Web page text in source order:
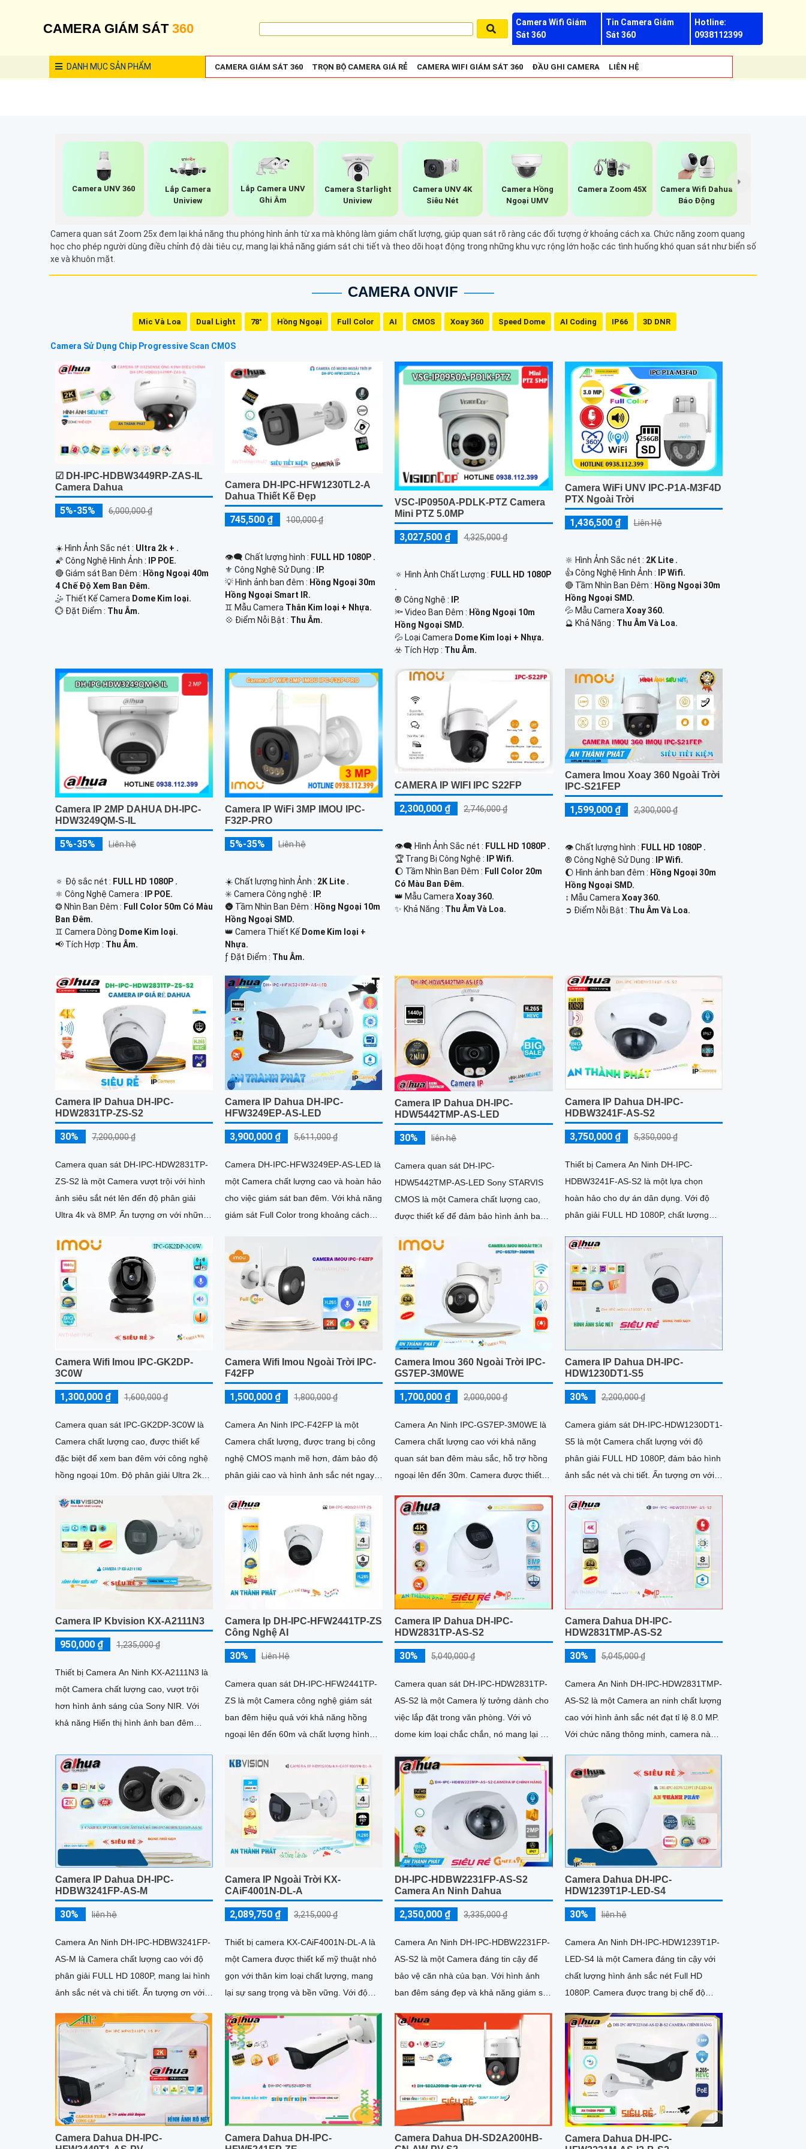
CAMERA GIÁM SÁT 360
Camera Wifi Giám
Sát 360
Tin Camera Giám
Sát 360
Hotline:
0938112399
DANH MỤCSẢN PHẨM CAMERA GIÁM SÁT 360 TRỌN BỘ CAMERA GIÁ RẺ CAMERA WIFI GIÁM SÁT 360 ĐẦU GHI CAMERA LIÊN HỆ
Camera UNV 360
Lắp Camera
Uniview
Lắp Camera UNV
Ghi Âm
Camera Starlight
Uniview
Camera UNV 4K
Siêu Nét
Camera Hồng
Ngoại UMV
Camera Zoom 45X
Camera Wifi Dahua
Báo Động
Camera quan sát Zoom 25x đem lại khả năng thu phóng hình ảnh từ xa mà không làm giảm chất lượng, giúp quan sát rõ ràng các đối tượng ở khoảng cách xa. Chức năng zoom quang
học cho phép người dùng điều chỉnh độ dài tiêu cự, mang lại khả năng giám sát chi tiết và theo dõi hoạt động trong những khu vực rộng lớn hoặc các tình huống khó quan sát như biển số
xe và khuôn mặt.
CAMERA ONVIF
Mic Và Loa Dual Light 78° Hồng Ngoại Full Color AI CMOS Xoay 360 Speed Dome AI Coding IP66 3D DNR
Camera Sử Dụng Chip Progressive Scan CMOS
☑ DH-IPC-HDBW3449RP-ZAS-IL
Camera Dahua
5%-35% 6,000,000 ₫
☀️ Hình Ảnh Sắc nét : Ultra 2k + .
🌠 Công Nghệ Hình Ảnh :
IP POE.
🔴 Giám sát Ban Đêm : Hồng Ngoại 40m
4 Chế Độ Xem Ban Đêm.
🤹 Thiết Kế Camera Dome Kim loại.
️💮 Đặt Điểm : Thu Âm.
Camera DH-IPC-HFW1230TL2-A
Dahua Thiết Kế Đẹp
745,500 ₫ 100,000 ₫
👁️‍🗨 Chất lượng hình : FULL HD 1080P .
⚜️ Công Nghệ Sử Dụng :
IP.
💡 Hình ảnh ban đêm : Hồng Ngoại 30m
Hồng Ngoại Smart IR.
♊ Mẫu Camera Thân Kim loại + Nhựa.
️💠 Điểm Nỗi Bật : Thu Âm.
VSC-IP0950A-PDLK-PTZ Camera
Mini PTZ 5.0MP
3,027,500 ₫ 4,325,000 ₫
🔅 Hình Ành Chất Lượng : FULL HD 1080P
.
®️ Công Nghệ :
IP.
🔦 Video Ban Đêm : Hồng Ngoại 10m
Hồng Ngoại SMD.
💦 Loại Camera Dome Kim loại + Nhựa.
️☣️ Tích Hợp : Thu Âm.
Camera WiFi UNV IPC-P1A-M3F4D
PTX Ngoài Trời
1,436,500 ₫ Liên Hệ
🔆 Hình Ảnh Sắc nét : 2K Lite .
👍 Công Nghệ Hình Ảnh :
IP Wifi.
🔴 Tầm Nhìn Ban Đêm : Hồng Ngoại 30m
Hồng Ngoại SMD.
💦 Mẫu Camera Xoay 360.
️🔮 Khả Năng : Thu Âm Và Loa.
Camera IP 2MP DAHUA DH-IPC-
HDW3249QM-S-IL
5%-35% Liên hệ
🔅 Độ sắc nét : FULL HD 1080P .
⚛️ Công Nghệ Camera :
IP POE.
❂ Nhìn Ban Đêm : Full Color 50m Có Màu
Ban Ðêm.
♊ Camera Dòng Dome Kim loại.
️📢 Tích Hợp : Thu Âm.
Camera IP WiFi 3MP IMOU IPC-
F32P-PRO
5%-35% Liên hệ
☀️ Chất lượng hình Ảnh : 2K Lite .
✳️ Camera Công nghệ :
IP.
🌚 Tầm Nhìn Ban Đêm : Hồng Ngoại 10m
Hồng Ngoại SMD.
👑 Camera Thiết Kế Dome Kim loại +
Nhựa.
️ƒ Đặt Điểm : Thu Âm.
CAMERA IP WIFI IPC S22FP
2,300,000 ₫ 2,746,000 ₫
👁️‍🗨 Hình Ảnh Sắc nét : FULL HD 1080P .
🏆 Trang Bị Công Nghệ :
IP Wifi.
🌔 Tầm Nhìn Ban Đêm : Full Color 20m
Có Màu Ban Đêm.
👑 Mẫu CameraXoay 360.
️✨ Khả Năng : Thu Âm Và Loa.
Camera Imou Xoay 360 Ngoài Trời
IPC-S21FEP
1,599,000 ₫ 2,300,000 ₫
👁 Chất lượng hình : FULL HD 1080P .
®️ Công Nghệ Sử Dụng :
IP Wifi.
🌔 Hình ảnh ban đêm : Hồng Ngoại 30m
Hồng Ngoại SMD.
↕️ Mẫu Camera Xoay 360.
️➲ Điểm Nỗi Bật : Thu Âm Và Loa.
Camera IP Dahua DH-IPC-
HDW2831TP-ZS-S2
30% 7,200,000 ₫
Camera quan sát DH-IPC-HDW2831TP-
ZS-S2 là một Camera vượt trội với hình
ảnh siêu sắt nét lên đến độ phân giải
Ultra 4k và 8MP. Ấn tượng ơn với những
Camera IP Dahua DH-IPC-
HFW3249EP-AS-LED
3,900,000 ₫ 5,611,000 ₫
Camera DH-IPC-HFW3249EP-AS-LED là
một Camera chất lượng cao và hoàn hảo
cho việc giám sát ban đêm. Với khả năng
giám sát Full Color trong khoảng cách
Camera IP Dahua DH-IPC-
HDW5442TMP-AS-LED
30% liên hệ
Camera quan sát DH-IPC-
HDW5442TMP-AS-LED Sony STARVIS
CMOS là một Camera chất lượng cao,
được thiết kế để đảm bảo hình ảnh ban
20m. Với...
Camera IP Dahua DH-IPC-
HDBW3241F-AS-S2
3,750,000 ₫ 5,350,000 ₫
Thiết bị Camera An Ninh DH-IPC-
HDBW3241F-AS-S2 là một lựa chọn
hoàn hảo cho dự án dân dụng. Với độ
phân giải FULL HD 1080P, chất lượng
Camera Wifi Imou IPC-GK2DP-
3C0W
1,300,000 ₫ 1,600,000 ₫
Camera quan sát IPC-GK2DP-3C0W là
Camera chất lượng cao, được thiết kế
đặc biệt để xem ban đêm với công nghệ
hồng ngoại 10m. Độ phân giải Ultra 2k
Camera Wifi Imou Ngoài Trời IPC-
F42FP
1,500,000 ₫ 1,800,000 ₫
Camera An Ninh IPC-F42FP là một
Camera chất lượng, được trang bị công
nghệ CMOS mạnh mẽ hơn, đảm bảo độ
phân giải cao và hình ảnh sắc nét ngay
Camera Imou 360 Ngoài Trời IPC-
GS7EP-3M0WE
1,700,000 ₫ 2,000,000 ₫
Camera An Ninh IPC-GS7EP-3M0WE là
Camera chất lượng cao với khả năng
quan sát ban đêm màu sắc, hỗ trợ hồng
ngoại lên đến 30m. Camera được thiết
năng xoay 360 độ cho góc nhìn toàn diện
Camera IP Dahua DH-IPC-
HDW1230DT1-S5
30% 2,200,000 ₫
Camera giám sát DH-IPC-HDW1230DT1-
S5 là một Camera chất lượng với độ
phân giải FULL HD 1080P, đảm bảo hình
ảnh sắc nét và chi tiết. Ấn tượng ơn với
Camera IP Kbvision KX-A2111N3
950,000 ₫ 1,235,000 ₫
Thiết bị Camera An Ninh KX-A2111N3 là
một Camera chất lượng cao, vượt trội
hơn hình ảnh sáng của Sony NIR. Với
khả năng Hiển thị hình ảnh ban đêm
ảnh sắc nét và chất lượng với độ phân
giải FULL HD 1080P
Camera Ip DH-IPC-HFW2441TP-ZS
Công Nghệ AI
30% Liên Hệ
Camera quan sát DH-IPC-HFW2441TP-
ZS là một Camera công nghệ giám sát
ban đêm hiệu quả với khả năng hồng
ngoại lên đến 60m và chất lượng hình
nghệ...
Camera IP Dahua DH-IPC-
HDW2831TP-AS-S2
30% 5,040,000 ₫
Camera quan sát DH-IPC-HDW2831TP-
AS-S2 là một Camera lý tưởng dành cho
việc lắp đặt trong văn phòng. Với vỏ
dome kim loại chắc chắn, nó mang lại sự
người dùng
Camera Dahua DH-IPC-
HDW2831TMP-AS-S2
30% 5,045,000 ₫
Camera An Ninh DH-IPC-HDW2831TMP-
AS-S2 là một Camera an ninh chất lượng
cao với hình ảnh sắc nét đạt tỉ lệ 8.0 MP.
Với chức năng thông minh, camera này
Camera IP Dahua DH-IPC-
HDBW3241FP-AS-M
30% liên hệ
Camera An Ninh DH-IPC-HDBW3241FP-
AS-M là Camera chất lượng cao với độ
phân giải FULL HD 1080P, mang lai hình
ảnh sắc nét và chi tiết. Ấn tượng ơn với
Camera IP Ngoài Trời KX-
CAiF4001N-DL-A
2,089,750 ₫ 3,215,000 ₫
Thiết bị camera KX-CAiF4001N-DL-A là
một Camera được thiết kế mỹ thuật nhỏ
gọn với thân kim loại chất lượng, mang
lại sự sang trọng và bền vững. Với độ
ảnh rõ nét và chi tiết
DH-IPC-HDBW2231FP-AS-S2
Camera An Ninh Dahua
2,350,000 ₫ 3,335,000 ₫
Camera An Ninh DH-IPC-HDBW2231FP-
AS-S2 là một Camera đáng tin cậy để
bảo vệ căn nhà của bạn. Với hình ảnh
ban đêm sáng đẹp và khả năng giám sát
Ngoại, bạn có thể yên tâm khi ngủ
Camera Dahua DH-IPC-
HDW1239T1P-LED-S4
30% liên hệ
Camera An Ninh DH-IPC-HDW1239T1P-
LED-S4 là một Camera đáng tin cậy với
chất lượng hình ảnh sắc nét Full HD
1080P. Camera được trang bị chế độ
quan sát trong điều kiện ánh sáng yếu
Camera Dahua DH-IPC-
Camera Dahua DH-IPC-
Camera Dahua DH-SD2A200HB-
Camera Dahua DH-IPC-